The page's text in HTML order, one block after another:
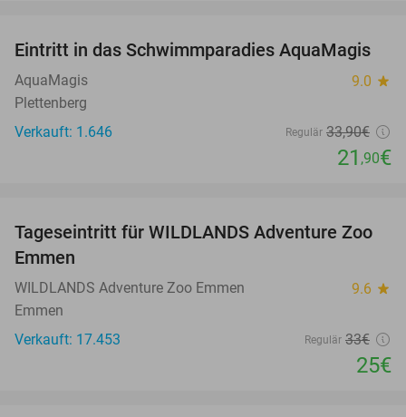
35%
Eintritt in das Schwimmparadies AquaMagis
AquaMagis 9.0 star
Plettenberg
Verkauft: 1.646
Regulär 33,90€
21 ,90€
24%
Tageseintritt für WILDLANDS Adventure Zoo
Emmen
WILDLANDS Adventure Zoo Emmen 9.6 star
Emmen
Verkauft: 17.453
Regulär 33€
25€